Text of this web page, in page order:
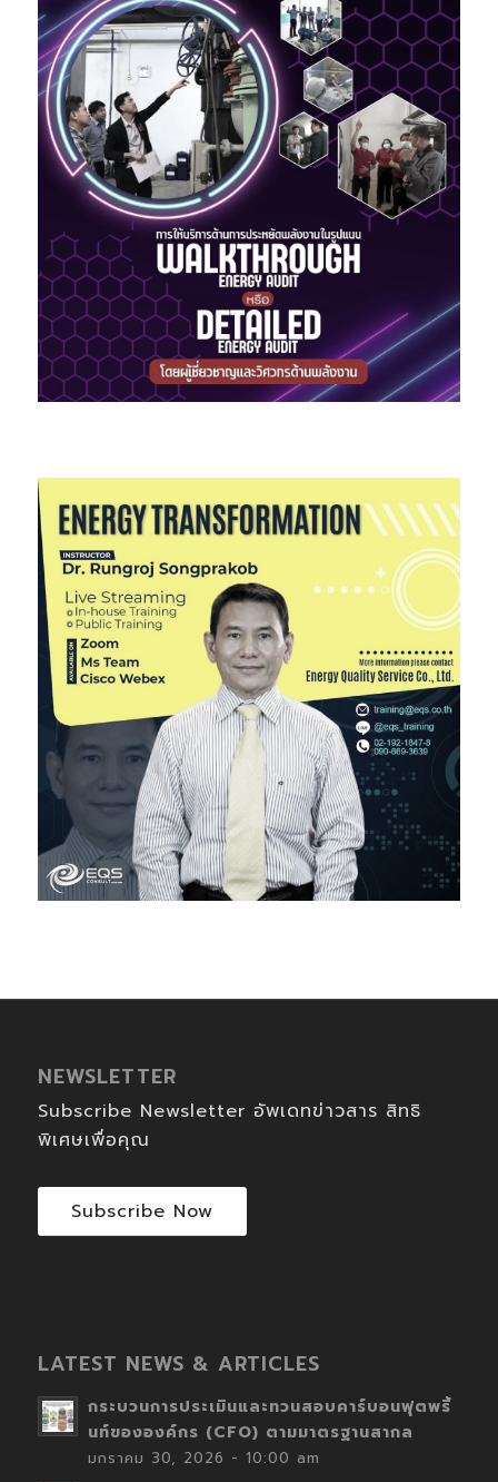
NEWSLETTER
Subscribe Newsletter อัพเดทข่าวสาร สิทธิ
พิเศษเพื่อคุณ
Subscribe Now
LATEST NEWS & ARTICLES
กระบวนการประเมินและทวนสอบคาร์บอนฟุตพริ้
นท์ขององค์กร (CFO) ตามมาตรฐานสากล
มกราคม 30, 2026 - 10:00 am